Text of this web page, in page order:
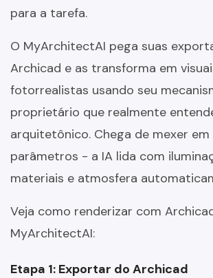
para a tarefa.
O MyArchitectAI pega suas
Archicad e as transforma em
fotorrealistas usando seu
proprietário que realmente
arquitetônico. Chega de mexer
parâmetros - a IA lida com
materiais e atmosfera
Veja como renderizar com
MyArchitectAI:
Etapa 1: Exportar do Archicad